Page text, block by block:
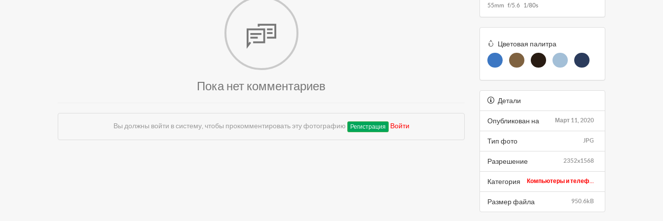
Пока нет комментариев
Вы должны войти в систему, чтобы прокомментировать эту фотографию Регистрация Войти
55mm f/5.6 1/80s
Цветовая палитра
Детали
Март 11, 2020
Опубликован на
JPG
Тип фото
2352x1568
Разрешение
Компьютеры и телеф...
Категория
950.6kB
Размер файла